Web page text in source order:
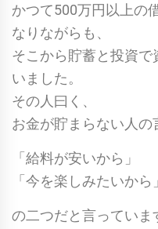
かつて500万円以上の
なりながらも、
そこから貯蓄と投資
いました。
その人曰く、
お金が貯まらない人の
「給料が安いから」
「今を楽しみたいから」
の二つだと言っていま